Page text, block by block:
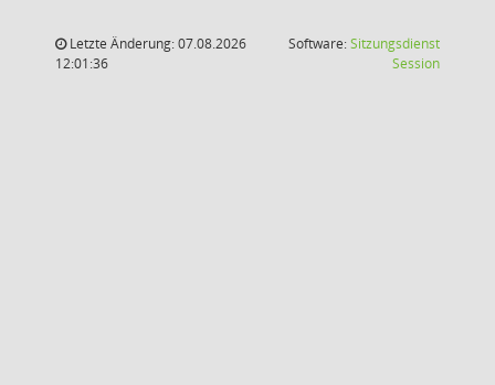
Letzte Änderung: 07.08.2026
12:01:36
Software:Sitzungsdienst
Session(Wird in